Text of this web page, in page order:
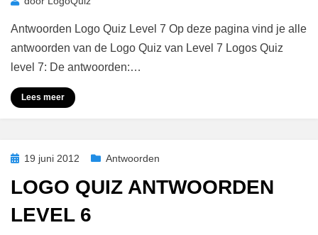
Antwoorden Logo Quiz Level 7 Op deze pagina vind je alle
antwoorden van de Logo Quiz van Level 7 Logos Quiz
level 7: De antwoorden:…
Lees meer
Geplaatst
19 juni 2012 Antwoorden
LOGO QUIZ ANTWOORDEN
LEVEL 6